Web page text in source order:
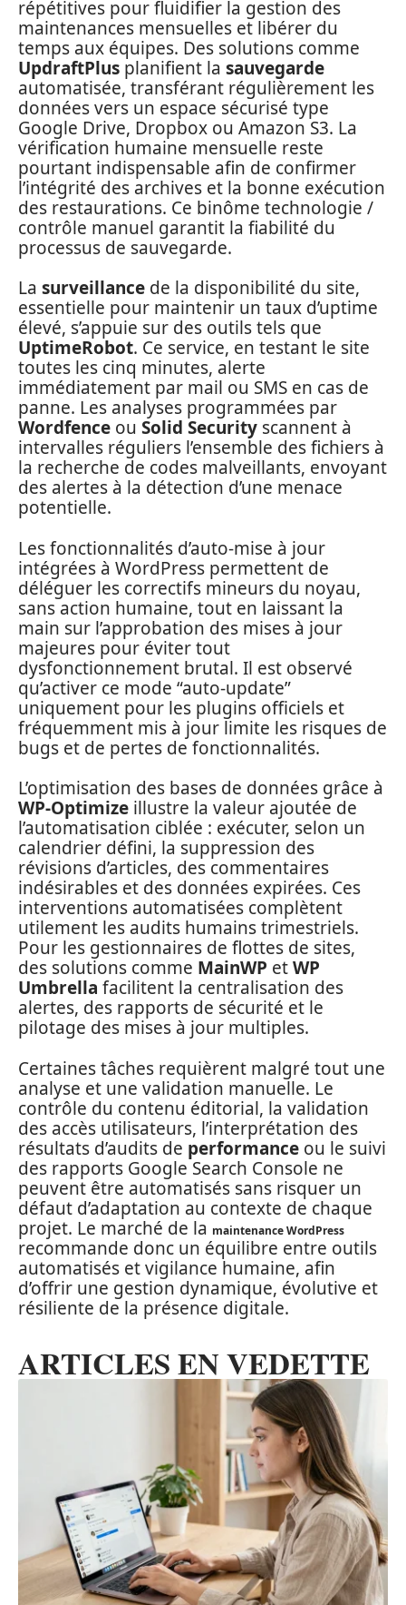
répétitives pour fluidifier la gestion des
maintenances mensuelles et libérer du
temps aux équipes. Des solutions comme
UpdraftPlus planifient la sauvegarde
automatisée, transférant régulièrement les
données vers un espace sécurisé type
Google Drive, Dropbox ou Amazon S3. La
vérification humaine mensuelle reste
pourtant indispensable afin de confirmer
l’intégrité des archives et la bonne exécution
des restaurations. Ce binôme technologie /
contrôle manuel garantit la fiabilité du
processus de sauvegarde.
La surveillance de la disponibilité du site,
essentielle pour maintenir un taux d’uptime
élevé, s’appuie sur des outils tels que
UptimeRobot. Ce service, en testant le site
toutes les cinq minutes, alerte
immédiatement par mail ou SMS en cas de
panne. Les analyses programmées par
Wordfence ou Solid Security scannent à
intervalles réguliers l’ensemble des fichiers à
la recherche de codes malveillants, envoyant
des alertes à la détection d’une menace
potentielle.
Les fonctionnalités d’auto-mise à jour
intégrées à WordPress permettent de
déléguer les correctifs mineurs du noyau,
sans action humaine, tout en laissant la
main sur l’approbation des mises à jour
majeures pour éviter tout
dysfonctionnement brutal. Il est observé
qu’activer ce mode “auto-update”
uniquement pour les plugins officiels et
fréquemment mis à jour limite les risques de
bugs et de pertes de fonctionnalités.
L’optimisation des bases de données grâce à
WP-Optimize illustre la valeur ajoutée de
l’automatisation ciblée : exécuter, selon un
calendrier défini, la suppression des
révisions d’articles, des commentaires
indésirables et des données expirées. Ces
interventions automatisées complètent
utilement les audits humains trimestriels.
Pour les gestionnaires de flottes de sites,
des solutions comme MainWP etWP
Umbrella facilitent la centralisation des
alertes, des rapports de sécurité et le
pilotage des mises à jour multiples.
Certaines tâches requièrent malgré tout une
analyse et une validation manuelle. Le
contrôle du contenu éditorial, la validation
des accès utilisateurs, l’interprétation des
résultats d’audits de performance ou le suivi
des rapports Google Search Console ne
peuvent être automatisés sans risquer un
défaut d’adaptation au contexte de chaque
projet. Le marché de la maintenance WordPress
recommande donc un équilibre entre outils
automatisés et vigilance humaine, afin
d’offrir une gestion dynamique, évolutive et
résiliente de la présence digitale.
ARTICLES EN VEDETTE